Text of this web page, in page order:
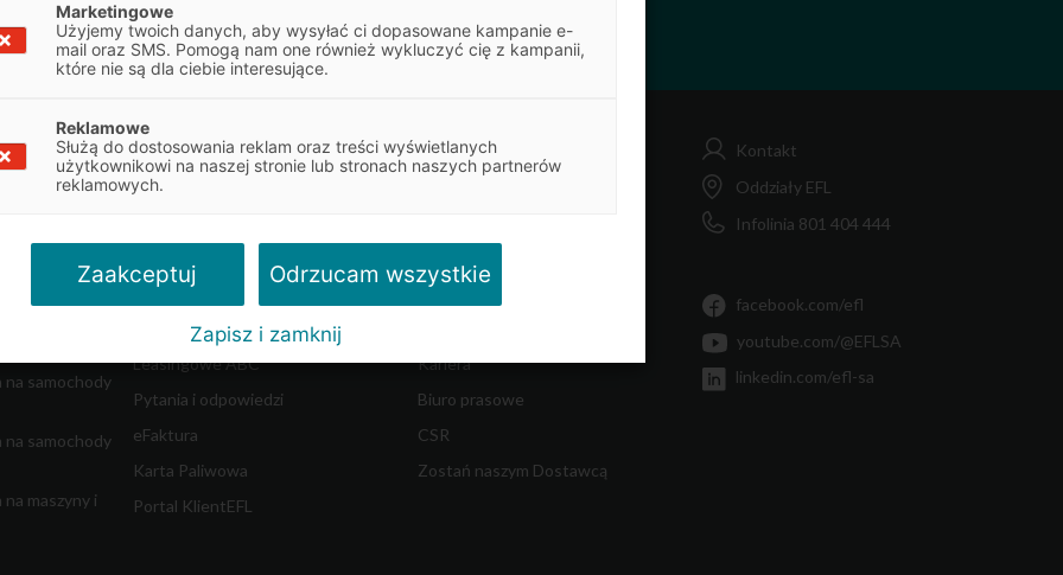
Obowiązek informacyjny
ciężkich
na samochody
na samochody
maszyny i
Obsługa klienta
Obsługa umowy
Centrum Likwidacji Szkód
Leasing Swobodny
Leasingowe ABC
Pytania i odpowiedzi
eFaktura
Karta Paliwowa
Portal KlientEFL
O firmie
Blog - Biznes i Ty
Kariera
Biuro prasowe
CSR
Zostań naszym Dostawcą
Kontakt
Oddziały EFL
Infolinia 801 404 444
facebook.com/efl
youtube.com/@EFLSA
linkedin.com/efl-sa
Marketingowe
Użyjemy twoich danych, aby wysyłać ci dopasowane kampanie e-
mail oraz SMS. Pomogą nam one również wykluczyć cię z kampanii,
które nie są dla ciebie interesujące.
Reklamowe
Służą do dostosowania reklam oraz treści wyświetlanych
użytkownikowi na naszej stronie lub stronach naszych partnerów
reklamowych.
Zaakceptuj Odrzucam wszystkie
Zapisz i zamknij